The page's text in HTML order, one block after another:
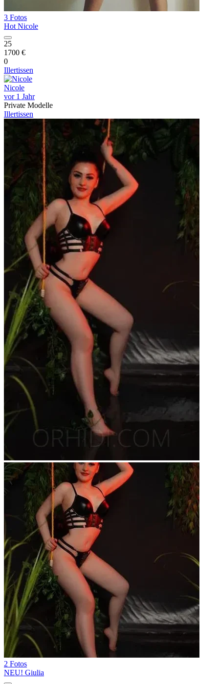
3 Fotos
Hot Nicole
25
1700 €
0
Illertissen
Nicole
vor 1 Jahr
Private Modelle
Illertissen
2 Fotos
NEU! Giulia